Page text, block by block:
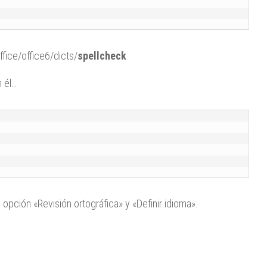
office6/dicts/spellcheck
«Revisión ortográfica» y «Definir idioma».